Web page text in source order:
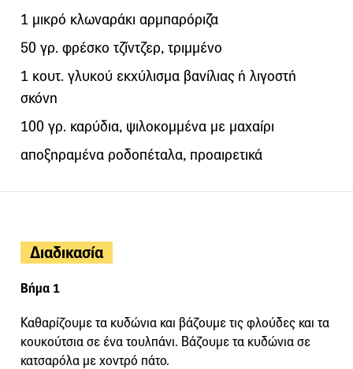
1 μικρό κλωναράκι αρμπαρόριζα
50 γρ. φρέσκο τζίντζερ, τριμμένο
1 κουτ. γλυκού εκχύλισμα βανίλιας ή λιγοστή
σκόνη
100 γρ. καρύδια, ψιλοκομμένα με μαχαίρι
αποξηραμένα ροδοπέταλα, προαιρετικά
Διαδικασία
Βήμα 1
Καθαρίζουμε τα κυδώνια και βάζουμε τις φλούδες και τα
κουκούτσια σε ένα τουλπάνι. Βάζουμε τα κυδώνια σε
κατσαρόλα με χοντρό πάτο.